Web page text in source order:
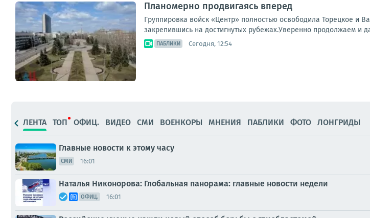
Планомерно продвигаясь вперед
Группировка войск «Центр» полностью освободила Торецкое и
закрепившись на достигнутых рубежах.Уверенно продолжаем и
ПАБЛИКИ Сегодня, 12:54
ЛЕНТА ТОП ОФИЦ. ВИДЕО СМИ ВОЕНКОРЫ МНЕНИЯ ПАБЛИКИ ФОТО ЛОНГРИДЫ
Главные новости к этому часу
СМИ 16:01
Наталья Никонорова: Глобальная панорама: главные новости недели
ОФИЦ. 16:01